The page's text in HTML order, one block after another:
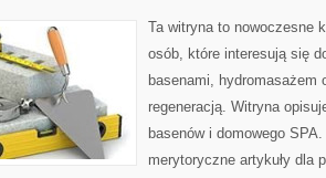
Ta witryna to nowoczesne
osób, które interesują się
basenami, hydromasażem
regeneracją. Witryna
basenów i domowego
merytoryczne artykuły dla